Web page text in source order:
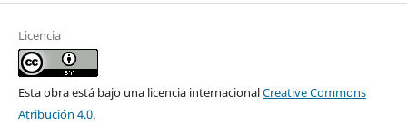
Licencia
Esta obra está bajo una licencia internacionalCreative Commons
Atribución 4.0.